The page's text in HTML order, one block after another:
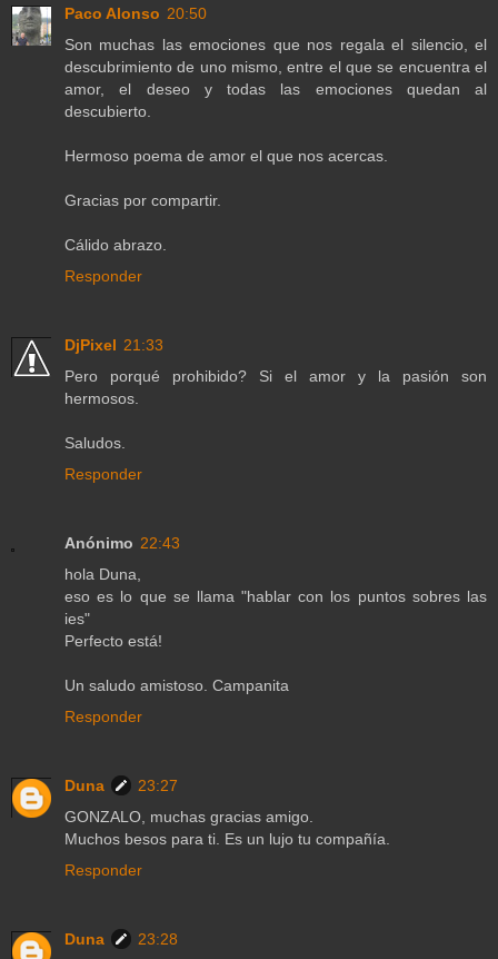
Paco Alonso 20:50
Son muchas las emociones que nos regala el silencio, el
descubrimiento de uno mismo, entre el que se encuentra el
amor, el deseo y todas las emociones quedan al
descubierto.
Hermoso poema de amor el que nos acercas.
Gracias por compartir.
Cálido abrazo.
Responder
DjPixel 21:33
Pero porqué prohibido? Si el amor y la pasión son
hermosos.
Saludos.
Responder
Anónimo 22:43
hola Duna,
eso es lo que se llama "hablar con los puntos sobres las
ies"
Perfecto está!
Un saludo amistoso. Campanita
Responder
Duna
23:27
GONZALO, muchas gracias amigo.
Muchos besos para ti. Es un lujo tu compañía.
Responder
Duna
23:28